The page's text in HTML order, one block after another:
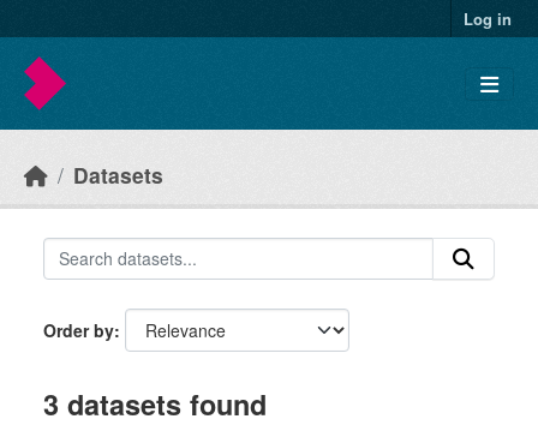
Log in
Datasets
Order by
3 datasets found